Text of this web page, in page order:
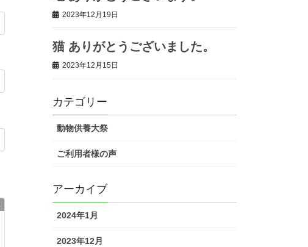
2023年12月19日
猫 ありがとうございました。
2023年12月15日
カテゴリー
動物供養大祭
ご利用者様の声
アーカイブ
2024年1月
2023年12月